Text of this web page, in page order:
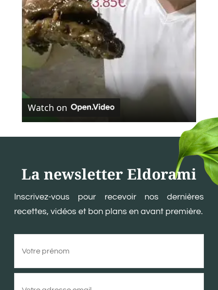
Video
Watch on
La newsletter Eldorami
Inscrivez-vous pour recevoir nos dernières
recettes, vidéos et bon plans en avant première.